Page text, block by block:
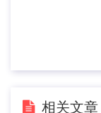
相关文章